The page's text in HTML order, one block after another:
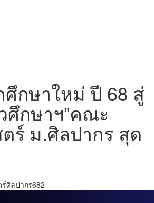
กษาใหม่ ปี 68 สู่
ศึกษาฯ”คณะ
ร์ ม.ศิลปากร สุด